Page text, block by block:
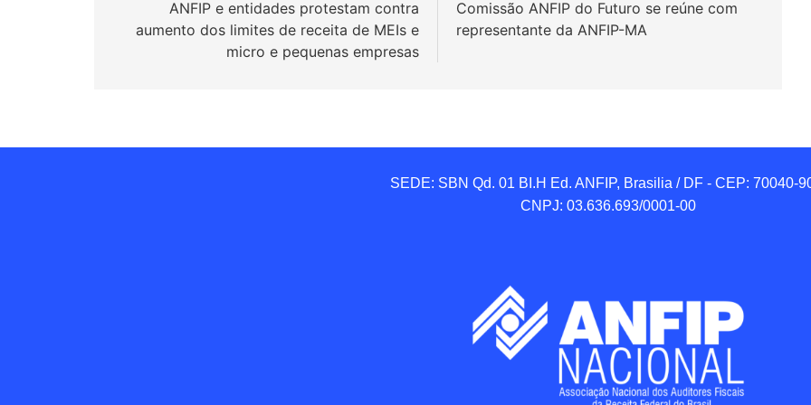
Post
ANFIP e entidades protestam contra
aumento dos limites de receita de MEIs e
micro e pequenas empresas
Comissão ANFIP do Futuro se reúne com
representante da ANFIP-MA
SEDE: SBN Qd. 01 BI.H Ed. ANFIP, Brasilia / DF - CEP: 70040-
CNPJ: 03.636.693/0001-00